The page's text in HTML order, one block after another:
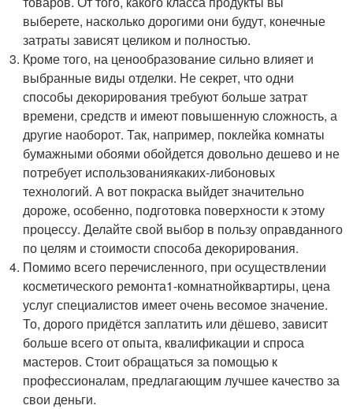
выберете, насколько дорогими они будут, конечные
затраты зависят целиком и полностью.
Кроме того, на ценообразование сильно влияет и
выбранные виды отделки. Не секрет, что одни
способы декорирования требуют больше затрат
времени, средств и имеют повышенную сложность, а
другие наоборот. Так, например, поклейка комнаты
бумажными обоями обойдется довольно дешево и не
потребует использованиякаких-либоновых
технологий. А вот покраска выйдет значительно
дороже, особенно, подготовка поверхности к этому
процессу. Делайте свой выбор в пользу оправданного
по целям и стоимости способа декорирования.
Помимо всего перечисленного, при осуществлении
косметического ремонта1-комнатнойквартиры, цена
услуг специалистов имеет очень весомое значение.
То, дорого придётся заплатить или дёшево, зависит
больше всего от опыта, квалификации и спроса
мастеров. Стоит обращаться за помощью к
профессионалам, предлагающим лучшее качество за
свои деньги.